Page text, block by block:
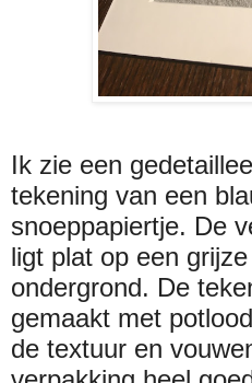
Ik zie een
tekening van een
snoeppapiertje. De
ligt plat op een grijze
ondergrond. De
gemaakt met
de textuur en